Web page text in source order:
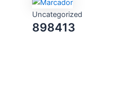
Uncategorized
898413